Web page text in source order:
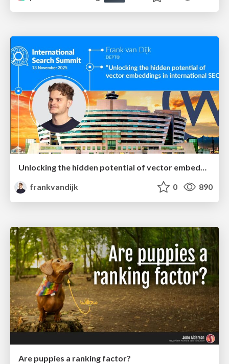
Unlocking the hidden potential of vector embeddings in international SEO
frankvandijk
0 890
Are puppies a ranking factor?